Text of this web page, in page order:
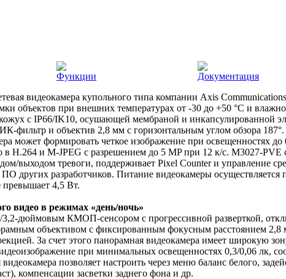
Функции
Документация
видеокамера купольного типа компании Axis
объектов при внешних температурах от -30 до +50 °C и
с IP66/IK10, осушающей мембраной и инкапсулированной
фильтр и объектив 2,8 мм с горизонтальным углом обзора
может формировать четкое изображение при освещенностях до
в H.264 и M-JPEG с разрешением до 5 MP при 12 к/с. M3027-PVE
выходом тревоги, поддерживает Pixel Counter и управление
других разработчиков. Питание видеокамеры осуществляется
превышает 4,5 Вт.
видео в режимах «день/ночь»
3,2-дюймовым КМОП-сенсором с прогрессивной разверткой,
объективом с фиксированным фокусным расстоянием 2,8
За счет этого панорамная видеокамера имеет широкую
при минимальных освещенностях 0,3/0,06 лк,
позволяет настроить через меню баланс белого,
компенсации засветки заднего фона и др.